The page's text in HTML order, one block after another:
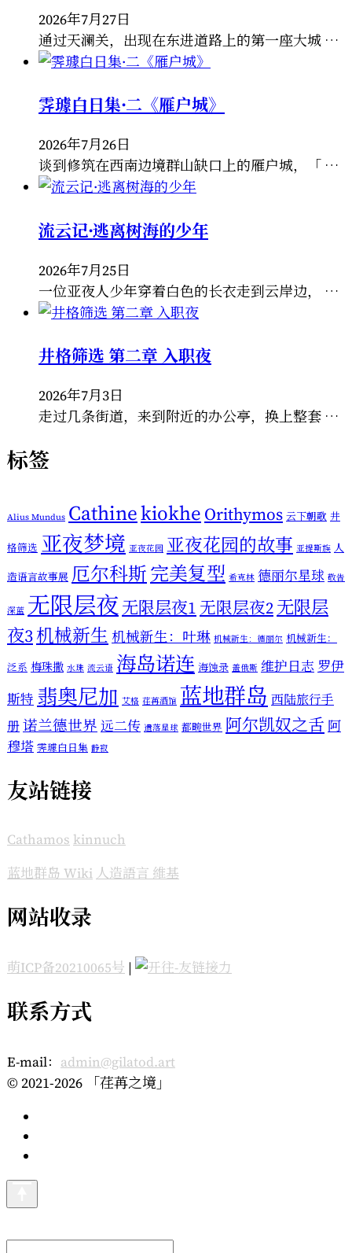
2026年7月27日
通过天澜关，出现在东进道路上的第一座大城 …
霁璩白日集·二《雁户城》
2026年7月26日
谈到修筑在西南边境群山缺口上的雁户城，「 …
流云记·逃离树海的少年
2026年7月25日
一位亚夜人少年穿着白色的长衣走到云岸边， …
井格筛选 第二章 入职夜
2026年7月3日
走过几条街道，来到附近的办公亭，换上整套 …
标签
Alius Mundus Cathinekiokhe Orithymos 云下朝歌 井
格筛选 亚夜梦境 亚夜花园 亚夜花园的故事 亚提斯族 人
造语言故事展 厄尔科斯完美复型 希克林 德丽尔星球 敬告
深蓝 无限层夜无限层夜1 无限层夜2无限层
夜3机械新生 机械新生：叶琳 机械新生：德丽尔 机械新生：
泛系 梅珠撒 水珠 流云语 海岛诺连 海蚀录 盖俄斯 维护日志 罗伊
斯特 翡奥尼加 艾格 荏苒酒馆 蓝地群岛 西陆旅行手
册诺兰德世界 远二传 遗落星球 都畹世界 阿尔凯奴之舌 阿
穆塔 霁璩白日集 静寂
友站链接
Cathamos kinnuch
蓝地群岛 Wiki 人造語言 維基
网站收录
萌ICP备20210065号 |
联系方式
E-mail： admin@gilatod.art
© 2021-2026 「荏苒之境」